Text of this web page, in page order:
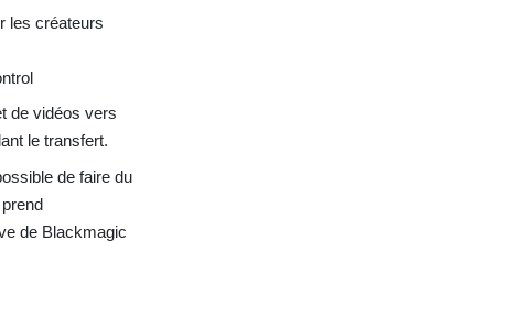
les créateurs
de vidéos vers
le transfert.
de faire du
de Blackmagic